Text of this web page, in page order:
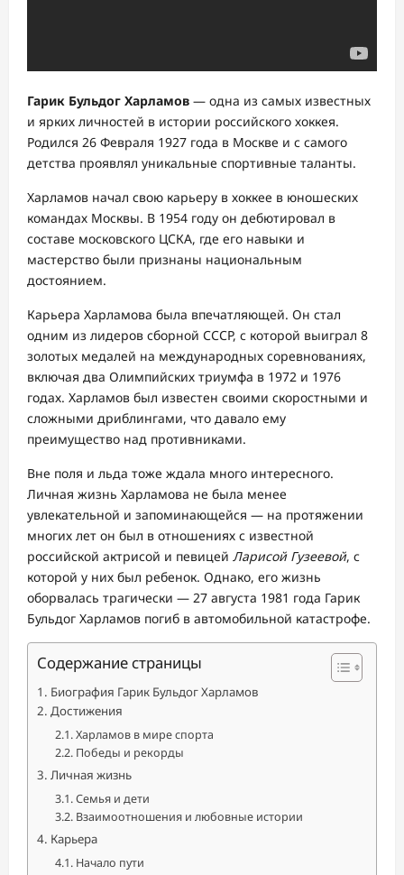
Гарик Бульдог Харламов — одна из самых известных
и ярких личностей в истории российского хоккея.
Родился 26 Февраля 1927 года в Москве и с самого
детства проявлял уникальные спортивные таланты.
Харламов начал свою карьеру в хоккее в юношеских
командах Москвы. В 1954 году он дебютировал в
составе московского ЦСКА, где его навыки и
мастерство были признаны национальным
достоянием.
Карьера Харламова была впечатляющей. Он стал
одним из лидеров сборной СССР, с которой выиграл 8
золотых медалей на международных соревнованиях,
включая два Олимпийских триумфа в 1972 и 1976
годах. Харламов был известен своими скоростными и
сложными дриблингами, что давало ему
преимущество над противниками.
Вне поля и льда тоже ждала много интересного.
Личная жизнь Харламова не была менее
увлекательной и запоминающейся — на протяжении
многих лет он был в отношениях с известной
российской актрисой и певицей Ларисой Гузеевой, с
которой у них был ребенок. Однако, его жизнь
оборвалась трагически — 27 августа 1981 года Гарик
Бульдог Харламов погиб в автомобильной катастрофе.
Содержание страницы
Биография Гарик Бульдог Харламов
Достижения
Харламов в мире спорта
Победы и рекорды
Личная жизнь
Семья и дети
Взаимоотношения и любовные истории
Карьера
Начало пути